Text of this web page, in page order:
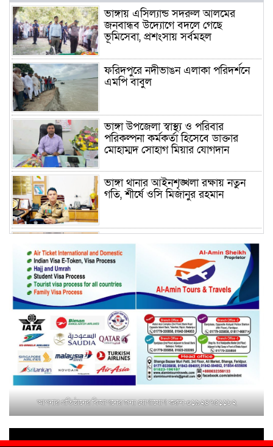
ভাঙ্গায় এসিল্যান্ড সদরুল আলমের
জনবান্ধব উদ্যোগে বদলে গেছে
ভূমিসেবা, প্রশংসায় সর্বমহল
ফরিদপুরে নদীভাঙন এলাকা পরিদর্শনে
এমপি বাবুল
ভাঙ্গা উপজেলা স্বাস্থ্য ও পরিবার
পরিকল্পনা কর্মকর্তা হিসেবে ডাক্তার
মোহাম্মদ সোহাগ মিয়ার যোগদান
ভাঙ্গা থানার আইনশৃঙ্খলা রক্ষায় নতুন
গতি, শীর্ষে ওসি মিজানুর রহমান
ময়মনসিংহের অতিরিক্ত জেলা প্রশাসক
(রাজস্ব) আজিম উদ্দিন ভূমি মন্ত্রণালয়ে
পদায়ন
সাবেক এমপির প্রেস সেক্রেটারি রফিকের
ক্ষমতার দাপট ও গণ-অসন্তোষের তথ্য
গায়েব করে ত্রিশাল থানার সাজানো
রিপোর্ট
মুক্তাগাছায় জুলাই শহীদ সামিদের কবর
জিয়ারত ও পৌর কমিটির কার্যক্রম শুরু
শহিদুল ইসলাম বাবুলের হাত ধরে বদলে
আপনার প্রতিষ্ঠানের বিজ্ঞাপনের জন্য যোগাযোগ করুন-০১৯২৪৭৫১১৮২